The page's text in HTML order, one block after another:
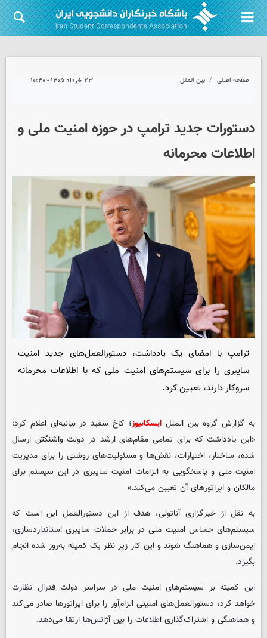
صفحه اصلی بین الملل ۲۳ خرداد ۱۴۰۵ - ۱۰:۴۰
دستورات جدید ترامپ در حوزه امنیت ملی و
اطلاعات محرمانه
ترامپ با امضای یک یادداشت، دستورالعمل‌های جدید امنیت
سایبری را برای سیستم‌های امنیت ملی که با اطلاعات محرمانه
سروکار دارند، تعیین کرد.
به گزارش گروه بین المللایسکانیوز؛ کاخ سفید در بیانیه‌ای اعلام کرد:
«این یادداشت که برای تمامی مقام‌های ارشد در دولت واشنگتن ارسال
شده، ساختار، اختیارات، نقش‌ها و مسئولیت‌های روشنی را برای مدیریت
امنیت ملی و پاسخگویی به الزامات امنیت سایبری در این سیستم برای
مالکان و اپراتورهای آن تعیین می‌کند.»
به نقل از خبرگزاری آناتولی، هدف از این دستورالعمل این است که
سیستم‌های حساس امنیت ملی در برابر حملات سایبری استانداردسازی،
ایمن‌سازی و هماهنگ شوند و این کار زیر نظر یک کمیته به‌روز شده انجام
بگیرد.
این کمیته بر سیستم‌های امنیت ملی در سراسر دولت فدرال نظارت
خواهد کرد، دستورالعمل‌های امنیتی الزام‌آور را برای اپراتورها صادر می‌کند
و هماهنگی و اشتراک‌گذاری اطلاعات را بین آژانس‌ها ارتقا می‌دهد.